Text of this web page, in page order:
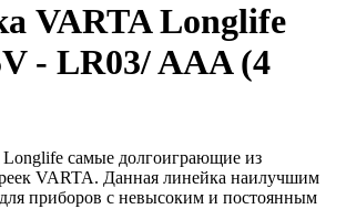
VARTA Longlife
- LR03/ AAA (4
самые долгоиграющие из
VARTA. Данная линейка наилучшим
приборов с невысоким и постоянным